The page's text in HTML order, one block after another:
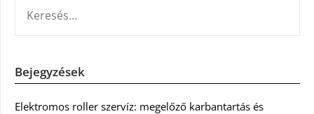
Bejegyzések
Elektromos roller szervíz: megelőző karbantartás és